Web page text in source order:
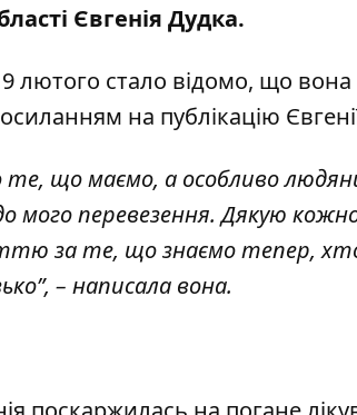
Євгенія Дудка.
лютого стало відомо, що
на публікацію
те, що маємо, а особливо
перевезення. Дякую
за те, що знаємо тепер,
– написала вона.